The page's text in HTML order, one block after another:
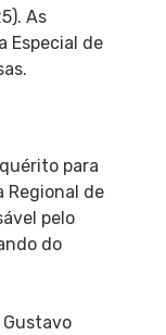
As
Especial de
para
Regional de
pelo
do